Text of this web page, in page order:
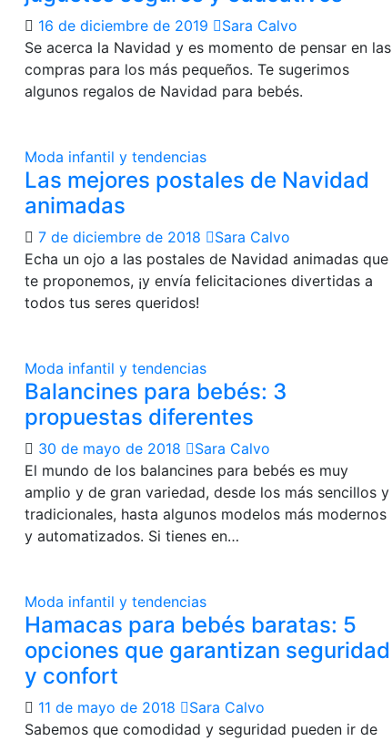
16 de diciembre de 2019
Sara Calvo
Se acerca la Navidad y es momento de pensar en las
compras para los más pequeños. Te sugerimos
algunos regalos de Navidad para bebés.
Moda infantil y tendencias
Las mejores postales de Navidad
animadas
7 de diciembre de 2018
Sara Calvo
Echa un ojo a las postales de Navidad animadas que
te proponemos, ¡y envía felicitaciones divertidas a
todos tus seres queridos!
Moda infantil y tendencias
Balancines para bebés: 3
propuestas diferentes
30 de mayo de 2018
Sara Calvo
El mundo de los balancines para bebés es muy
amplio y de gran variedad, desde los más sencillos y
tradicionales, hasta algunos modelos más modernos
y automatizados. Si tienes en…
Moda infantil y tendencias
Hamacas para bebés baratas: 5
opciones que garantizan seguridad
y confort
11 de mayo de 2018
Sara Calvo
Sabemos que comodidad y seguridad pueden ir de